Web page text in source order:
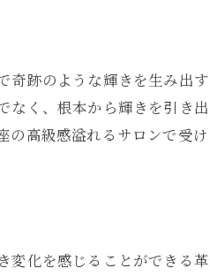
跡のような輝きを生み出
く、根本から輝きを引き
高級感溢れるサロンで受
変化を感じることができる